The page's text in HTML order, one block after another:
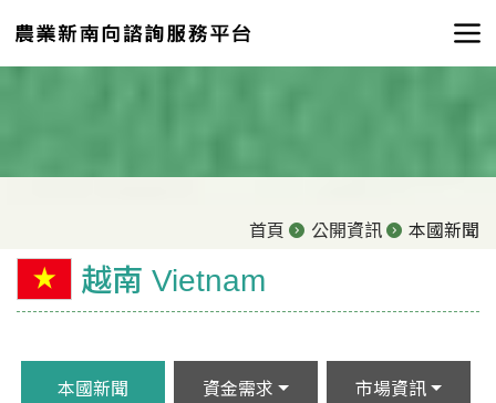
首頁 公開資訊 本國新聞
越南 Vietnam
本國新聞 資金需求 市場資訊